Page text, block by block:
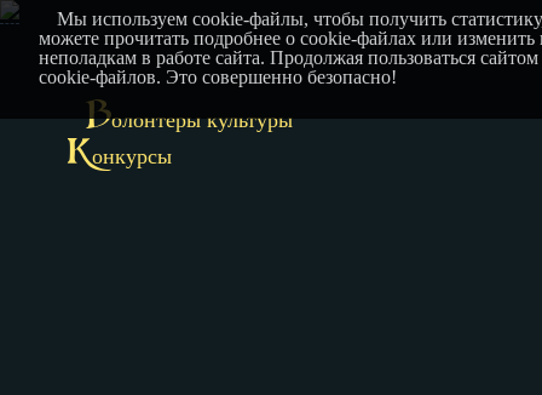
Волонтеры культуры
Конкурсы
Мы используем cookie-файлы, чтобы получить
можете прочитать подробнее о cookie-файлах или
неполадкам в работе сайта. Продолжая пользоваться
cookie-файлов. Это совершенно безопасно!